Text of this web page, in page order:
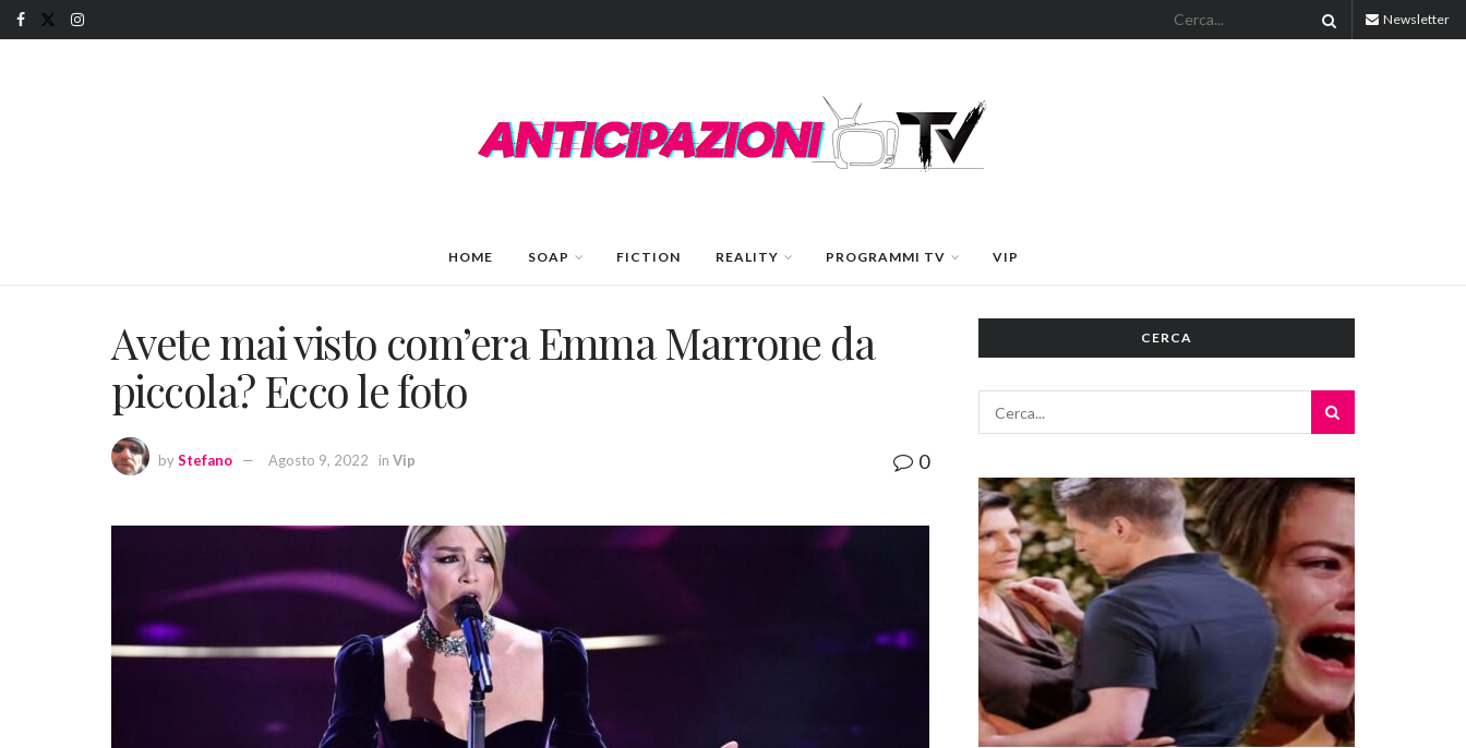
Newsletter
HOME SOAP FICTION REALITY PROGRAMMI TV VIP
Avete mai visto com’era Emma Marrone da
piccola? Ecco le foto
byStefano Agosto 9, 2022 in Vip 0
CERCA